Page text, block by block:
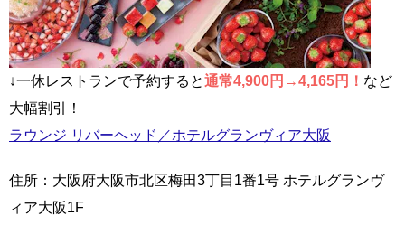
↓一休レストランで予約すると通常4,900円→4,165円！ など
大幅割引！
ラウンジ リバーヘッド／ホテルグランヴィア大阪
住所：大阪府大阪市北区梅田3丁目1番1号 ホテルグランヴ
ィア大阪1F